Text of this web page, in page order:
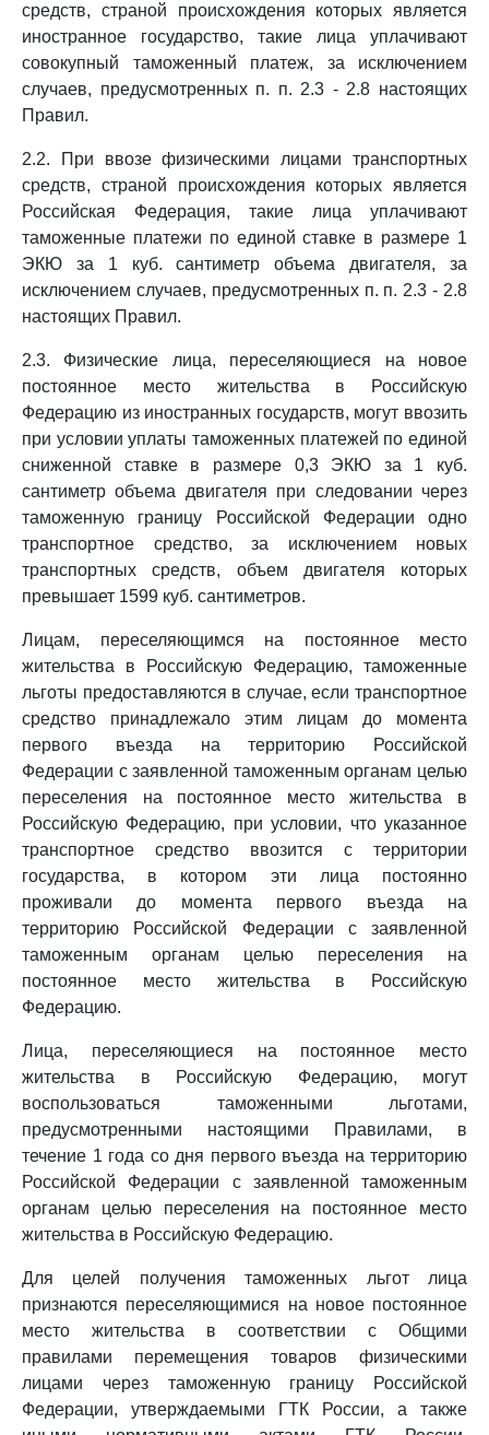
средств, страной происхождения которых является
иностранное государство, такие лица уплачивают
совокупный таможенный платеж, за исключением
случаев, предусмотренных п. п. 2.3 - 2.8 настоящих
Правил.
2.2. При ввозе физическими лицами транспортных
средств, страной происхождения которых является
Российская Федерация, такие лица уплачивают
таможенные платежи по единой ставке в размере 1
ЭКЮ за 1 куб. сантиметр объема двигателя, за
исключением случаев, предусмотренных п. п. 2.3 - 2.8
настоящих Правил.
2.3. Физические лица, переселяющиеся на новое
постоянное место жительства в Российскую
Федерацию из иностранных государств, могут ввозить
при условии уплаты таможенных платежей по единой
сниженной ставке в размере 0,3 ЭКЮ за 1 куб.
сантиметр объема двигателя при следовании через
таможенную границу Российской Федерации одно
транспортное средство, за исключением новых
транспортных средств, объем двигателя которых
превышает 1599 куб. сантиметров.
Лицам, переселяющимся на постоянное место
жительства в Российскую Федерацию, таможенные
льготы предоставляются в случае, если транспортное
средство принадлежало этим лицам до момента
первого въезда на территорию Российской
Федерации с заявленной таможенным органам целью
переселения на постоянное место жительства в
Российскую Федерацию, при условии, что указанное
транспортное средство ввозится с территории
государства, в котором эти лица постоянно
проживали до момента первого въезда на
территорию Российской Федерации с заявленной
таможенным органам целью переселения на
постоянное место жительства в Российскую
Федерацию.
Лица, переселяющиеся на постоянное место
жительства в Российскую Федерацию, могут
воспользоваться таможенными льготами,
предусмотренными настоящими Правилами, в
течение 1 года со дня первого въезда на территорию
Российской Федерации с заявленной таможенным
органам целью переселения на постоянное место
жительства в Российскую Федерацию.
Для целей получения таможенных льгот лица
признаются переселяющимися на новое постоянное
место жительства в соответствии с Общими
правилами перемещения товаров физическими
лицами через таможенную границу Российской
Федерации, утверждаемыми ГТК России, а также